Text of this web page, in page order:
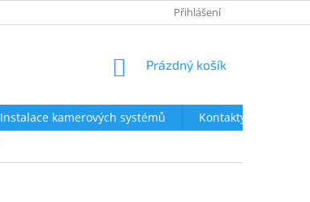
OBCHODNÍ PODMÍNKY
Přihlášení
NÁKUPNÍ
Prázdný košík
Instalace kamerových systémů
Kontakty